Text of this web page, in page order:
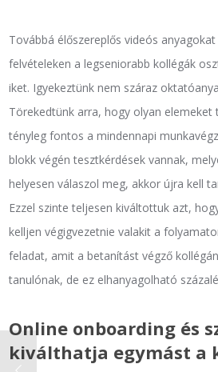
Továbbá élőszereplős videós
felvételeken a legseniorabb kollégák
iket. Igyekeztünk nem száraz
Törekedtünk arra, hogy olyan elemeket
tényleg fontos a mindennapi
blokk végén tesztkérdések vannak,
helyesen válaszol meg, akkor újra kell
Ezzel szinte teljesen kiváltottuk azt,
kelljen végigvezetnie valakit a
feladat, amit a betanítást végző
tanulónak, de ez elhanyagolható
Online onboarding és
kiválthatja egymást a